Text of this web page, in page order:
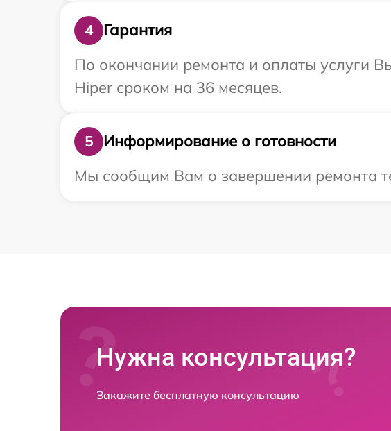
4
Гарантия
По окончании ремонта и оплаты услуги
Hiper сроком на 36 месяцев.
5
Информирование о готовности
Мы сообщим Вам о завершении ремонта
Нужна консультация?
Закажите бесплатную консультацию